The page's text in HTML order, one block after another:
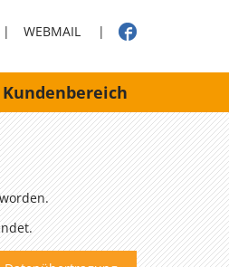
| WEBMAIL |
Kundenbereich